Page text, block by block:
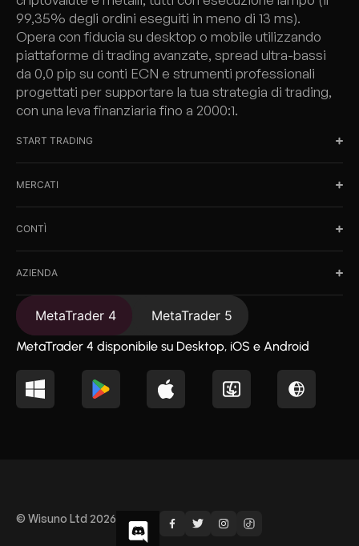
99,35% degli ordini eseguiti in meno di 13 ms).
Opera con fiducia su desktop o mobile utilizzando
piattaforme di trading avanzate, spread ultra-bassi
da 0,0 pip su conti ECN e strumenti professionali
progettati per supportare la tua strategia di trading,
con una leva finanziaria fino a 2000:1.
START TRADING
MERCATI
CONTÌ
AZIENDA
MetaTrader 4 MetaTrader 5
MetaTrader 4 disponibile su Desktop, iOS e Android
© Wisuno Ltd 2026